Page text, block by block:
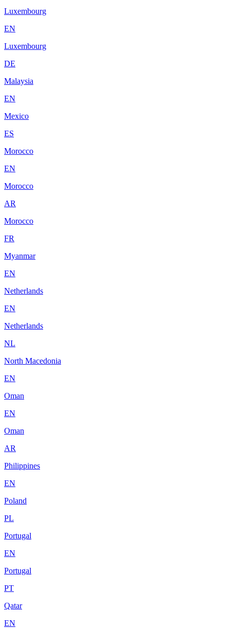
Luxembourg
EN
Luxembourg
DE
Malaysia
EN
Mexico
ES
Morocco
EN
Morocco
AR
Morocco
FR
Myanmar
EN
Netherlands
EN
Netherlands
NL
North Macedonia
EN
Oman
EN
Oman
AR
Philippines
EN
Poland
PL
Portugal
EN
Portugal
PT
Qatar
EN